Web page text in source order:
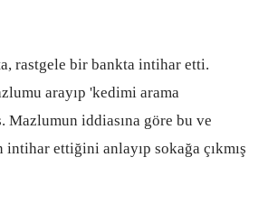
rastgele bir bankta intihar etti.
arayıp 'kedimi arama
Mazlumun iddiasına göre bu ve
ettiğini anlayıp sokağa çıkmış